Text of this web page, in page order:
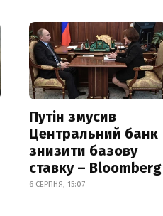
Путін змусив
Центральний банк
знизити базову
ставку – Bloomberg
6 СЕРПНЯ, 15:07